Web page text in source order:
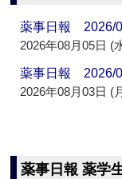
薬事日報 2026/
2026年08月05日 (
薬事日報 2026/
2026年08月03日 (
薬事日報 薬学